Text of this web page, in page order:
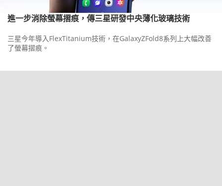
進一步消除螢幕摺痕，傳三星研發中央薄化玻璃技術
三星今年導入FlexTitanium技術，在GalaxyZFold8系列上大幅改善
了螢幕摺痕。